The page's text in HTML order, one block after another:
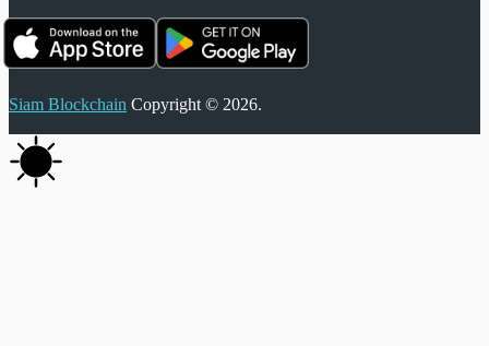
Siam Blockchain Copyright © 2026.